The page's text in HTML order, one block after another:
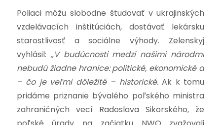
Poliaci môžu slobodne študovať v ukrajinských
vzdelávacích inštitúciách, dostávať lekársku
starostlivosť a sociálne výhody. Zelenskyj
vyhlásil: „V budúcnosti medzi našimi národmi
nebudú žiadne hranice: politické, ekonomické a
– čo je veľmi dôležité – historické.Ak k tomu
pridáme priznanie bývalého poľského ministra
zahraničných vecí Radoslava Sikorského, že